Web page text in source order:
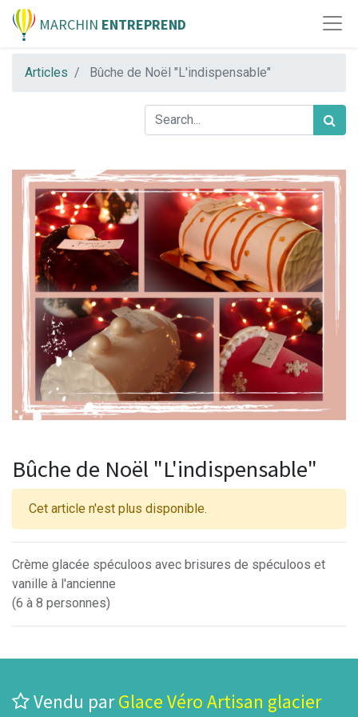
MARCHIN ENTREPREND
Articles Bûche de Noël "L'indispensable"
Bûche de Noël "L'indispensable"
Cet article n'est plus disponible.
Crème glacée spéculoos avec brisures de spéculoos et
vanille à l'ancienne
(6 à 8 personnes)
Vendu parGlace Véro Artisan glacier